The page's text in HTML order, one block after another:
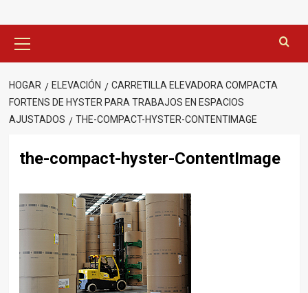
principal
HOGAR ELEVACIÓN
CARRETILLA ELEVADORA COMPACTA
FORTENS DE HYSTER PARA TRABAJOS EN ESPACIOS
AJUSTADOS
THE-COMPACT-HYSTER-CONTENTIMAGE
the-compact-hyster-ContentImage